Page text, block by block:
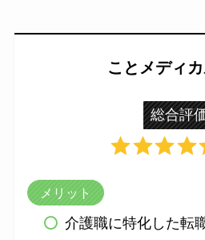
ことメディ
総合評
メリット
介護職に特化した転